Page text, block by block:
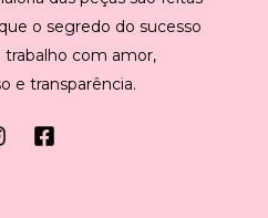
o segredo do sucesso
trabalho com amor,
e transparência.